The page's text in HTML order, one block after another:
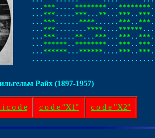
... *** ..... ******** ... ********
... *** ..... *** ... ** ... *** .. ***
... *** ...... **** ...... *** .. ***
... *** ........ **** .... ******
... *** ..... ** ... *** ... *** .. ***
... ****** .. ******** ... *** .. ***
... ****** ... ****** .... *** .. ***
Райх (1897-1957)
i c o d e c o d e "X1" c o d e "X2"